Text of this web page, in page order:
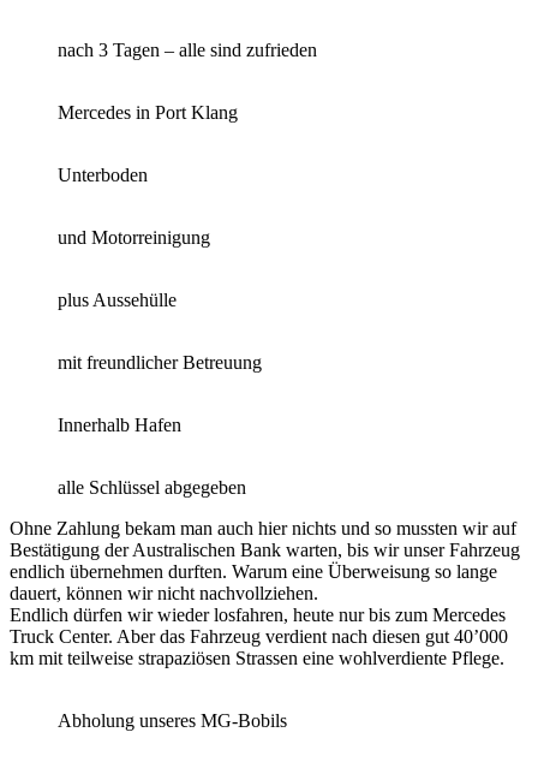
nach 3 Tagen – alle sind zufrieden
Mercedes in Port Klang
Unterboden
und Motorreinigung
plus Aussehülle
mit freundlicher Betreuung
Innerhalb Hafen
alle Schlüssel abgegeben
Ohne Zahlung bekam man auch hier nichts und so mussten wir auf
Bestätigung der Australischen Bank warten, bis wir unser Fahrzeug
endlich übernehmen durften. Warum eine Überweisung so lange
dauert, können wir nicht nachvollziehen.
Endlich dürfen wir wieder losfahren, heute nur bis zum Mercedes
Truck Center. Aber das Fahrzeug verdient nach diesen gut 40’000
km mit teilweise strapaziösen Strassen eine wohlverdiente Pflege.
Abholung unseres MG-Bobils